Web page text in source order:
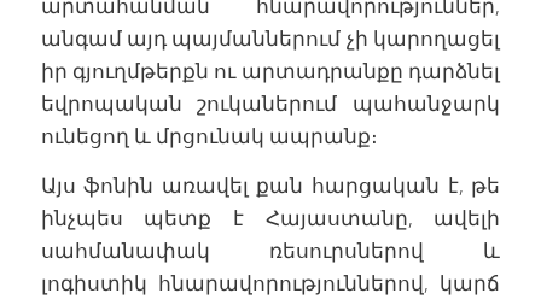
անգամ այդ պայմաններում չի կարողացել
իր գյուղմթերքն ու արտադրանքը դարձնել
եվրոպական շուկաներում պահանջարկ
ունեցող և մրցունակ ապրանք։
Այս ֆոնին առավել քան հարցական է, թե
ինչպես պետք է Հայաստանը, ավելի
սահմանափակ ռեսուրսներով և
լոգիստիկ հնարավորություններով, կարճ